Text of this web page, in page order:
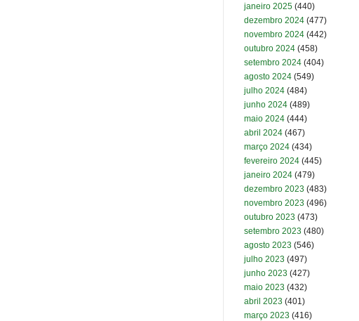
janeiro 2025 (440)
dezembro 2024 (477)
novembro 2024 (442)
outubro 2024 (458)
setembro 2024 (404)
agosto 2024 (549)
julho 2024 (484)
junho 2024 (489)
maio 2024 (444)
abril 2024 (467)
março 2024 (434)
fevereiro 2024 (445)
janeiro 2024 (479)
dezembro 2023 (483)
novembro 2023 (496)
outubro 2023 (473)
setembro 2023 (480)
agosto 2023 (546)
julho 2023 (497)
junho 2023 (427)
maio 2023 (432)
abril 2023 (401)
março 2023 (416)